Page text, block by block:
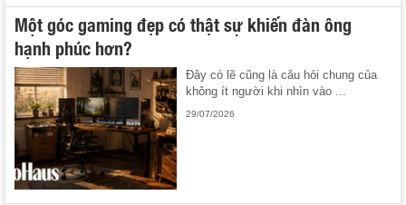
Một góc gaming đẹp có thật sự khiến đàn ông
hạnh phúc hơn?
Đây có lẽ cũng là câu hỏi chung của
không ít người khi nhìn vào ...
29/07/2026